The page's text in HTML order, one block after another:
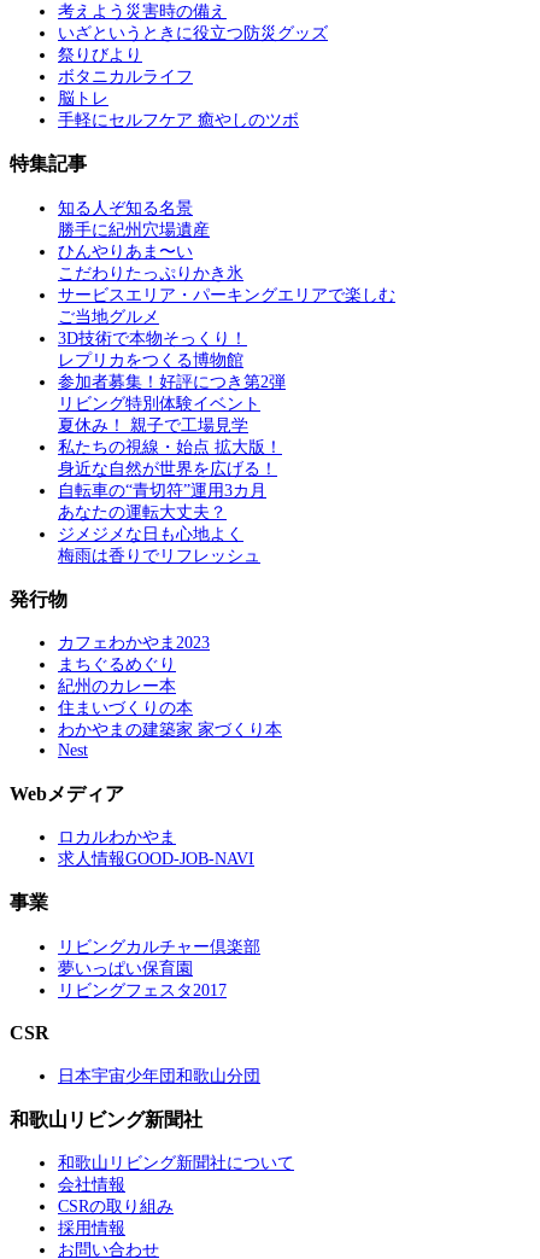
考えよう災害時の備え
いざというときに役立つ防災グッズ
祭りびより
ボタニカルライフ
脳トレ
手軽にセルフケア 癒やしのツボ
特集記事
知る人ぞ知る名景
勝手に紀州穴場遺産
ひんやりあま〜い
こだわりたっぷりかき氷
サービスエリア・パーキングエリアで楽しむ
ご当地グルメ
3D技術で本物そっくり！
レプリカをつくる博物館
参加者募集！好評につき第2弾
リビング特別体験イベント
夏休み！ 親子で工場見学
私たちの視線・始点 拡大版！
身近な自然が世界を広げる！
自転車の“青切符”運用3カ月
あなたの運転大丈夫？
ジメジメな日も心地よく
梅雨は香りでリフレッシュ
発行物
カフェわかやま2023
まちぐるめぐり
紀州のカレー本
住まいづくりの本
わかやまの建築家 家づくり本
Nest
Webメディア
ロカルわかやま
求人情報GOOD-JOB-NAVI
事業
リビングカルチャー倶楽部
夢いっぱい保育園
リビングフェスタ2017
CSR
日本宇宙少年団和歌山分団
和歌山リビング新聞社
和歌山リビング新聞社について
会社情報
CSRの取り組み
採用情報
お問い合わせ